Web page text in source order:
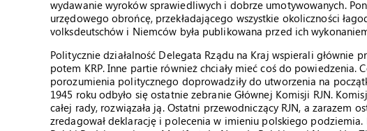
wydawanie wyroków sprawiedliwych i dobrze umotywowanych.
urzędowego obrońcę, przekładającego wszystkie okoliczności
volksdeutschów i Niemców była publikowana przed ich
Politycznie działalność Delegata Rządu na Kraj wspierali głównie
potem KRP. Inne partie również chciały mieć coś do powiedzenia.
porozumienia politycznego doprowadziły do utworzenia na
1945 roku odbyło się ostatnie zebranie Głównej Komisji RJN.
całej rady, rozwiązała ją. Ostatni przewodniczący RJN, a zarazem
zredagował deklarację i polecenia w imieniu polskiego